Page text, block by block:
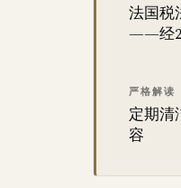
法国税
——经
严格解读
定期
容